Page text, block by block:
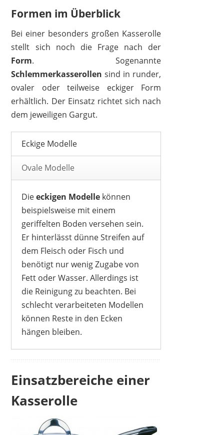
TEFAL
43,99 € 33,07 €*
SNOWCLAD
22,94 € 19,50 €*
Formen im Überblick
Bei einer besonders großen Kasserolle
stellt sich noch die Frage nach der
Form. Sogenannte
Schlemmerkasserollen sind in runder,
ovaler oder teilweise eckiger Form
erhältlich. Der Einsatz richtet sich nach
dem jeweiligen Gargut.
Eckige Modelle
Ovale Modelle
Dieeckigen Modelle können
beispielsweise mit einem
geriffelten Boden versehen sein.
Er hinterlässt dünne Streifen auf
dem Fleisch oder Fisch und
benötigt nur wenig Zugabe von
Fett oder Wasser. Allerdings ist
die Reinigung zu beachten. Bei
schlecht verarbeiteten Modellen
können Reste in den Ecken
hängen bleiben.
Einsatzbereiche einer
Kasserolle